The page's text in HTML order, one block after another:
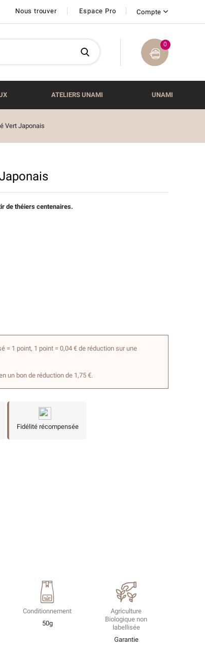
Nous trouver Espace Pro Compte
0
ATELIERS UNAMI UNAMI
Vert Japonais
de théiers centenaires.
= 1 point, 1 point = 0,04 € de réduction sur une
un bon de réduction de 1,75 €.
Fidélité récompensée
Conditionnement
50g
Agriculture
Biologique non
labellisée
Garantie